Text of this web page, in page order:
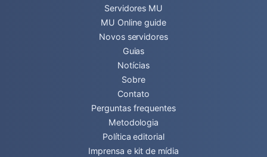
Servidores MU
MU Online guide
Novos servidores
Guias
Notícias
Sobre
Contato
Perguntas frequentes
Metodologia
Política editorial
Imprensa e kit de mídia